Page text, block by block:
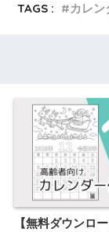
TAGS :
カレン
【無料ダウンロ